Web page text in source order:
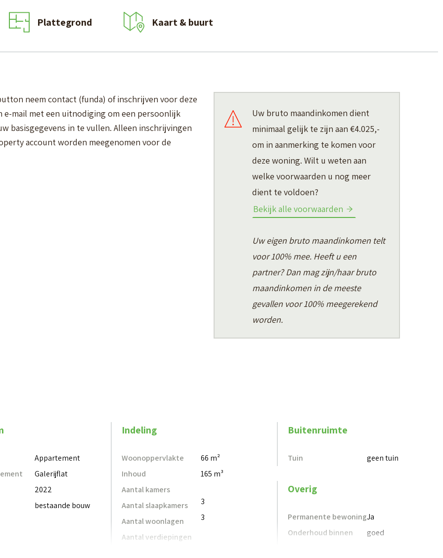
Plattegrond Kaart & buurt
neem contact (funda) of inschrijven voor deze
mail met een uitnodiging om een persoonlijk
basisgegevens in te vullen. Alleen inschrijvingen
account worden meegenomen voor de
anders wordt u niet meegenomen in de
parkeerplaats, de berging en het onderhoudsarme
duur van 12 maanden. Na deze periode is de huur
minimaal 3,5 keer de huurprijs bruto p.m. te
Uw bruto maandinkomen dient
minimaal gelijk te zijn aan€4.025,-
om in aanmerking te komen voor
deze woning. Wilt u weten aan
welke voorwaarden u nog meer
dient te voldoen?
Bekijk alle voorwaarden
Uw eigen bruto maandinkomen telt
voor 100% mee. Heeft u een
partner? Dan mag zijn/haar bruto
maandinkomen in de meeste
gevallen voor 100% meegerekend
worden.
Appartement
Galerijflat
2022
bestaande bouw
Indeling
Woonoppervlakte
66 m²
Inhoud
165 m³
Aantal kamers
Aantal slaapkamers
Aantal woonlagen
3
Aantal verdiepingen
3
Buitenruimte
Tuin geen tuin
Overig
Permanente bewoningJa
Onderhoud binnen
goed